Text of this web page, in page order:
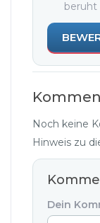
beruht
Noch keine
Hinweis zu
Dein